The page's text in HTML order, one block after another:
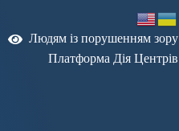
Людям із порушенням зору
Платформа Дія Центрів